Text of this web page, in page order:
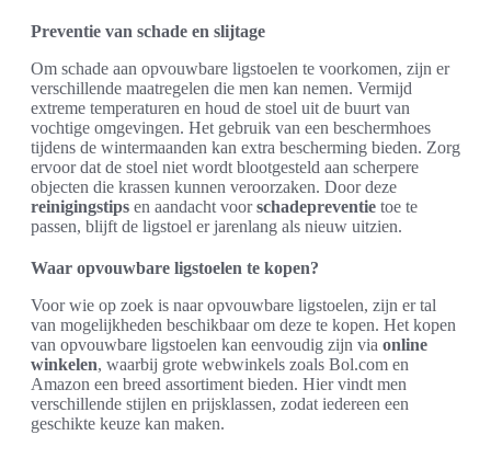
Preventie van schade en slijtage
Om schade aan opvouwbare ligstoelen te voorkomen, zijn er
verschillende maatregelen die men kan nemen. Vermijd
extreme temperaturen en houd de stoel uit de buurt van
vochtige omgevingen. Het gebruik van een beschermhoes
tijdens de wintermaanden kan extra bescherming bieden. Zorg
ervoor dat de stoel niet wordt blootgesteld aan scherpere
objecten die krassen kunnen veroorzaken. Door deze
reinigingstips en aandacht voorschadepreventie toe te
passen, blijft de ligstoel er jarenlang als nieuw uitzien.
Waar opvouwbare ligstoelen te kopen?
Voor wie op zoek is naar opvouwbare ligstoelen, zijn er tal
van mogelijkheden beschikbaar om deze te kopen. Het kopen
van opvouwbare ligstoelen kan eenvoudig zijn via online
winkelen, waarbij grote webwinkels zoals Bol.com en
Amazon een breed assortiment bieden. Hier vindt men
verschillende stijlen en prijsklassen, zodat iedereen een
geschikte keuze kan maken.